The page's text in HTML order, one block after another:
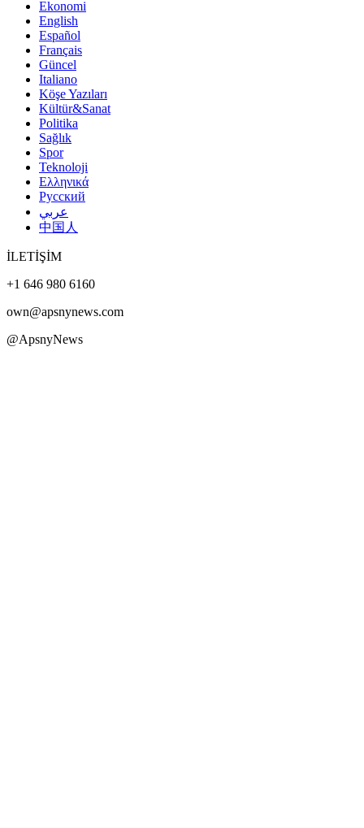
Ekonomi
English
Español
Français
Güncel
Italiano
Köşe Yazıları
Kültür&Sanat
Politika
Sağlık
Spor
Teknoloji
Ελληνικά
Русский
عربي
中国人
İLETİŞİM
+1 646 980 6160
own@apsnynews.com
@ApsnyNews